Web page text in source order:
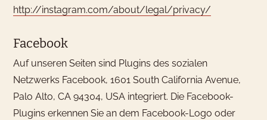
http://instagram.com/about/legal/privacy/
Facebook
Auf unseren Seiten sind Plugins des sozialen
Netzwerks Facebook, 1601 South California Avenue,
Palo Alto, CA 94304, USA integriert. Die Facebook-
Plugins erkennen Sie an dem Facebook-Logo oder